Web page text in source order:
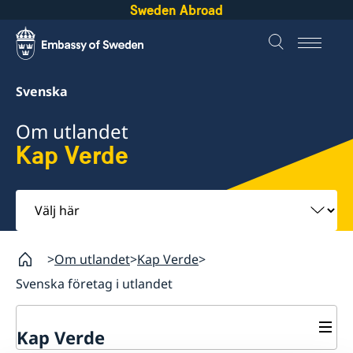
Sweden Abroad
Svenska
Om utlandet
Kap Verde
Välj
här
Om utlandet Kap Verde
Svenska företag i utlandet
Kap Verde